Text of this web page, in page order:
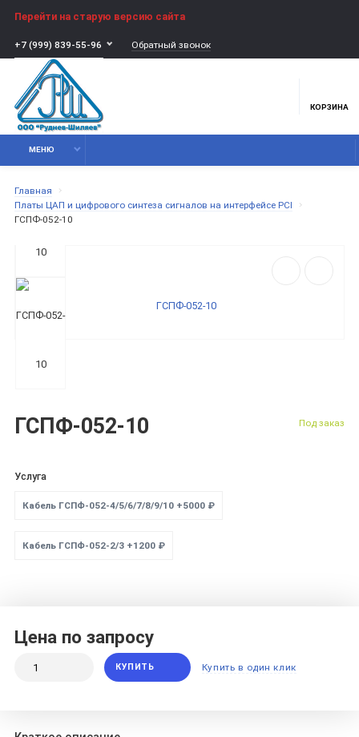
Перейти на старую версию сайта
+7 (999) 839-55-96 Обратный звонок
КОРЗИНА
МЕНЮ
Главная
Платы ЦАП и цифрового синтеза сигналов на интерфейсе PCI
ГСПФ-052-10
ГСПФ-052-10 Под заказ
Услуга
Кабель ГСПФ-052-4/5/6/7/8/9/10 +5000 ₽
Кабель ГСПФ-052-2/3 +1200 ₽
Цена по запросу
КУПИТЬ Купить в один клик